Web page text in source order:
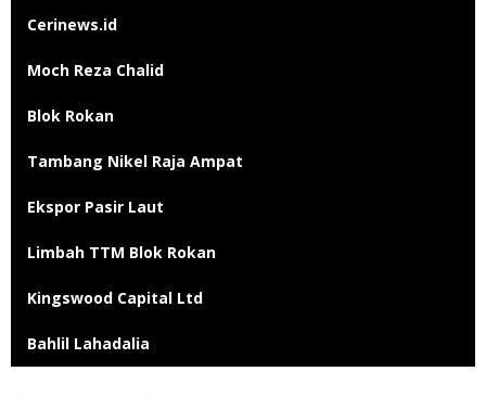
Cerinews.id
Moch Reza Chalid
Blok Rokan
Tambang Nikel Raja Ampat
Ekspor Pasir Laut
Limbah TTM Blok Rokan
Kingswood Capital Ltd
Bahlil Lahadalia